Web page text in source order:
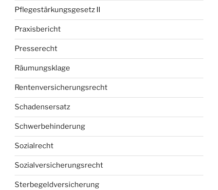
Pflegestärkungsgesetz II
Praxisbericht
Presserecht
Räumungsklage
Rentenversicherungsrecht
Schadensersatz
Schwerbehinderung
Sozialrecht
Sozialversicherungsrecht
Sterbegeldversicherung